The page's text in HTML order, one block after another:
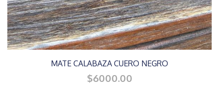
MATE CALABAZA CUERO NEGRO
$6000.00